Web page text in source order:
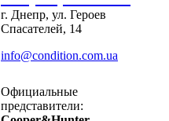
г. Днепр, ул. Героев
Спасателей, 14
info@condition.com.ua
Официальные
представители: